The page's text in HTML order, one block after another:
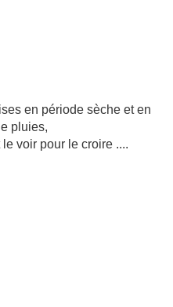
en période sèche et en
pluies,
voir pour le croire ....